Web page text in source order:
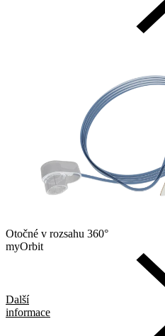
Otočné v rozsahu 360°
myOrbit
Další
informace